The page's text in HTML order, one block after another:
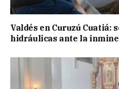
Valdés en Curuzú Cuatiá:
hidráulicas ante la